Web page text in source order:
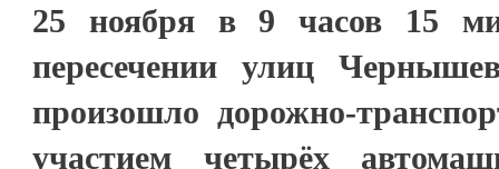
25 ноября в 9 часов 15
пересечении улиц
произошло дорожно-
участием четырёх